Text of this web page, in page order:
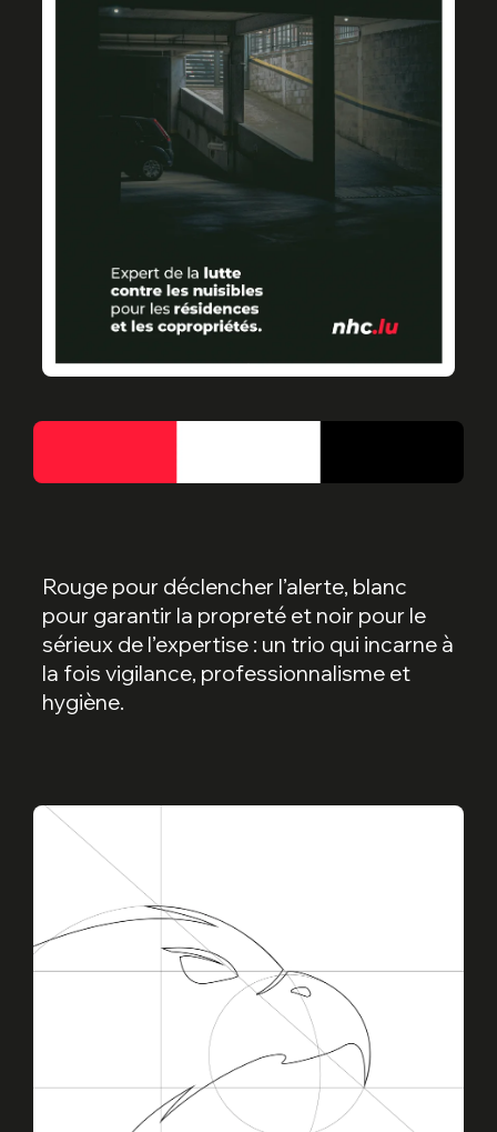
Rouge pour déclencher l’alerte, blanc
pour garantir la propreté et noir pour le
sérieux de l’expertise : un trio qui incarne à
la fois vigilance, professionnalisme et
hygiène.